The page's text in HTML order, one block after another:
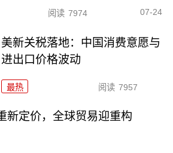
阅读 7974 07-24
美新关税落地：中国消费意愿与
进出口价格波动
最热 阅读 7957
新定价，全球贸易迎重构